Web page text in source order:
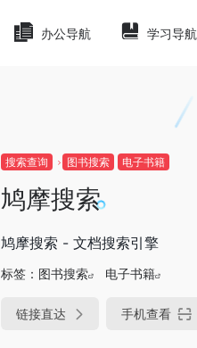
办公导航 学习导航
搜索查询 图书搜索 电子书籍
鸠摩搜索
鸠摩搜索 - 文档搜索引擎
标签： 图书搜索 电子书籍
链接直达 手机查看